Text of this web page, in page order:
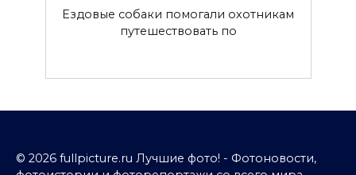
Ездовые собаки помогали охотникам
путешествовать по
© 2026 fullpicture.ru Лучшие фото! - Фотоновости,